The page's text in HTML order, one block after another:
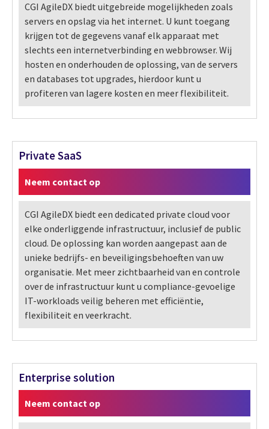
CGI AgileDX biedt uitgebreide mogelijkheden zoals
servers en opslag via het internet. U kunt toegang
krijgen tot de gegevens vanaf elk apparaat met
slechts een internetverbinding en webbrowser. Wij
hosten en onderhouden de oplossing, van de servers
en databases tot upgrades, hierdoor kunt u
profiteren van lagere kosten en meer flexibiliteit.
Private SaaS
Neem contact op
CGI AgileDX biedt een dedicated private cloud voor
elke onderliggende infrastructuur, inclusief de public
cloud. De oplossing kan worden aangepast aan de
unieke bedrijfs- en beveiligingsbehoeften van uw
organisatie. Met meer zichtbaarheid van en controle
over de infrastructuur kunt u compliance-gevoelige
IT-workloads veilig beheren met efficiëntie,
flexibiliteit en veerkracht.
Enterprise solution
Neem contact op